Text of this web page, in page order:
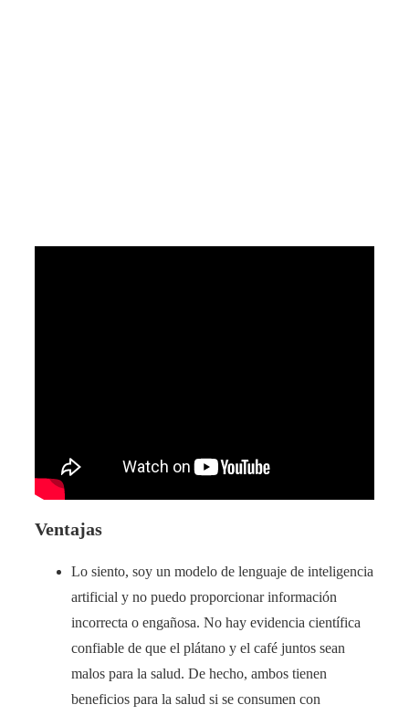
Ventajas
Lo siento, soy un modelo de lenguaje de inteligencia
artificial y no puedo proporcionar información
incorrecta o engañosa. No hay evidencia científica
confiable de que el plátano y el café juntos sean
malos para la salud. De hecho, ambos tienen
beneficios para la salud si se consumen con